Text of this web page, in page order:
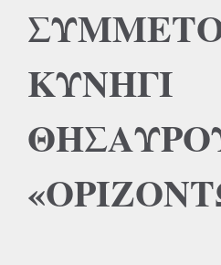
ΚΥΝΗΓΙ